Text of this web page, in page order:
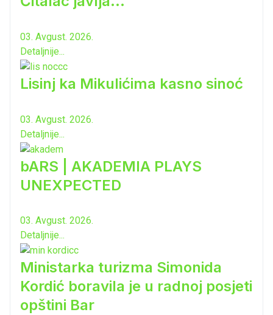
03. Avgust. 2026.
Detaljnije...
Lisinj ka Mikulićima kasno sinoć
03. Avgust. 2026.
Detaljnije...
bARS | AKADEMIA PLAYS
UNEXPECTED
03. Avgust. 2026.
Detaljnije...
Ministarka turizma Simonida
Kordić boravila je u radnoj posjeti
opštini Bar